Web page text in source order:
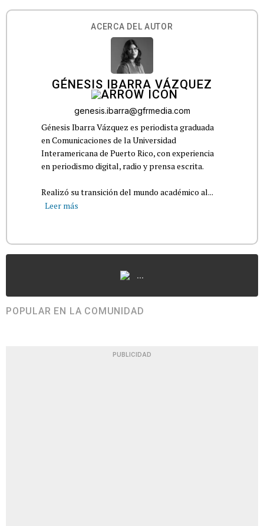
ACERCA DEL AUTOR
GÉNESIS IBARRA VÁZQUEZ
genesis.ibarra@gfrmedia.com
Génesis Ibarra Vázquez es periodista graduada
en Comunicaciones de la Universidad
Interamericana de Puerto Rico, con experiencia
en periodismo digital, radio y prensa escrita.
Realizó su transición del mundo académico al...
Leer más
...
POPULAR EN LA COMUNIDAD
PUBLICIDAD